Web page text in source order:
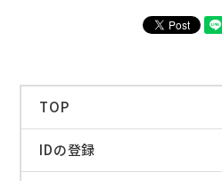
TOP
IDの登録